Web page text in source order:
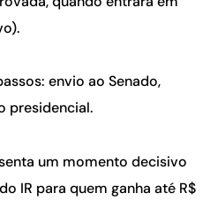
envio ao Senado,
presidencial.
um momento decisivo
IR para quem ganha até R$